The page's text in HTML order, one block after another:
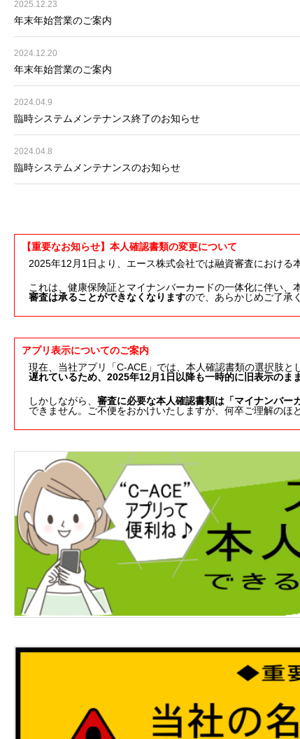
2025.12.23
年末年始営業のご案内
2024.12.20
年末年始営業のご案内
2024.04.9
臨時システムメンテナンス終了のお知らせ
2024.04.8
臨時システムメンテナンスのお知らせ
【重要なお知らせ】本人確認書類の変更について
2025年12月1日より、エース株式会社では融資審査における
これは、健康保険証とマイナンバーカードの一体化に伴い、
審査は承ることができなくなりますので、あらかじめご了承
アプリ表示についてのご案内
現在、当社アプリ「C-ACE」では、本人確認書類の選択肢と
遅れているため、2025年12月1日以降も一時的に旧表示のま
しかしながら、 審査に必要な本人確認書類は「マイナンバー
できません。ご不便をおかけいたしますが、何卒ご理解のほ